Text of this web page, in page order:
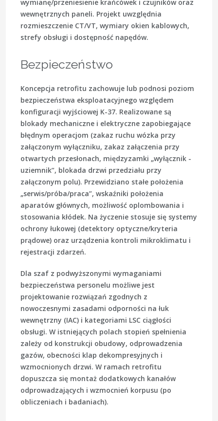
wymianę/przeniesienie krańcówek i czujników oraz
wewnętrznych paneli. Projekt uwzględnia
rozmieszczenie CT/VT, wymiary okien kablowych,
strefy obsługi i dostępność napędów.
Bezpieczeństwo
Koncepcja retrofitu zachowuje lub podnosi poziom
bezpieczeństwa eksploatacyjnego względem
konfiguracji wyjściowej K-37. Realizowane są
blokady mechaniczne i elektryczne zapobiegające
błędnym operacjom (zakaz ruchu wózka przy
załączonym wyłączniku, zakaz załączenia przy
otwartych przesłonach, międzyzamki „wyłącznik -
uziemnik”, blokada drzwi przedziału przy
załączonym polu). Przewidziano stałe położenia
„serwis/próba/praca”, wskaźniki położenia
aparatów głównych, możliwość oplombowania i
stosowania kłódek. Na życzenie stosuje się systemy
ochrony łukowej (detektory optyczne/kryteria
prądowe) oraz urządzenia kontroli mikroklimatu i
rejestracji zdarzeń.
Dla szaf z podwyższonymi wymaganiami
bezpieczeństwa personelu możliwe jest
projektowanie rozwiązań zgodnych z
nowoczesnymi zasadami odporności na łuk
wewnętrzny (IAC) i kategoriami LSC ciągłości
obsługi. W istniejących polach stopień spełnienia
zależy od konstrukcji obudowy, odprowadzenia
gazów, obecności klap dekompresyjnych i
wzmocnionych drzwi. W ramach retrofitu
dopuszcza się montaż dodatkowych kanałów
odprowadzających i wzmocnień korpusu (po
obliczeniach i badaniach).